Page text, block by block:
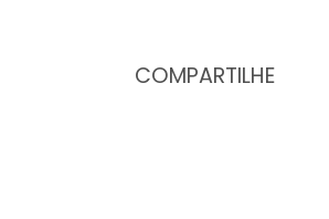
COMPARTILHE